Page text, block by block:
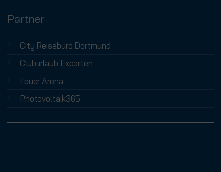
Partner
City Reisebüro Dortmund
Cluburlaub Experten
Feuer Arena
Photovoltaik365